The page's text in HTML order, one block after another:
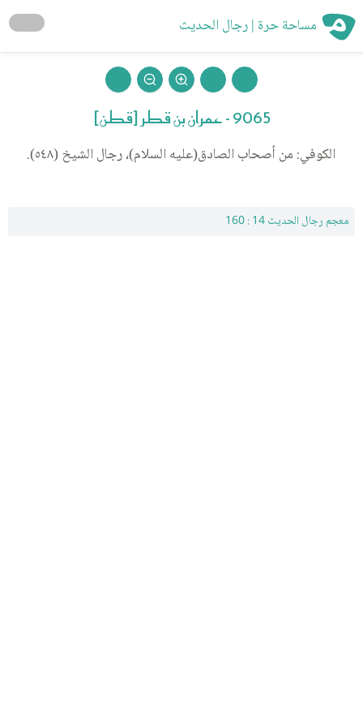
مساحة حرة | رجال الحديث
9065 - عمران بن قطر [قطن]
الكوفي: من أصحاب الصادق(عليه السلام)، رجال الشيخ (٥٤٨).
معجم رجال الحديث 14 : 160